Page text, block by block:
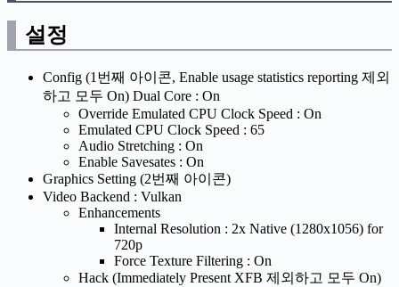
설정
Config (1번째 아이콘, Enable usage statistics reporting 제외
하고 모두 On) Dual Core : On
Override Emulated CPU Clock Speed : On
Emulated CPU Clock Speed : 65
Audio Stretching : On
Enable Savesates : On
Graphics Setting (2번째 아이콘)
Video Backend : Vulkan
Enhancements
Internal Resolution : 2x Native (1280x1056) for
720p
Force Texture Filtering : On
Hack (Immediately Present XFB 제외하고 모두 On)